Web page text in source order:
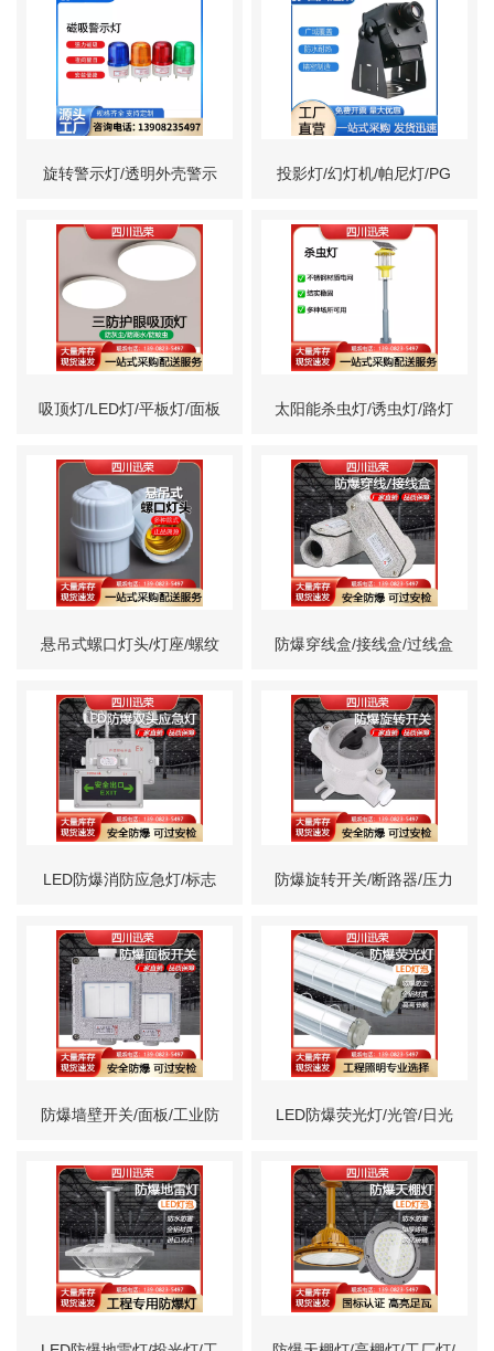
旋转警示灯/透明外壳警示
灯/抢修磁吸警示灯/车载磁
吸警示灯/叉车磁吸警示灯
投影灯/幻灯机/帕尼灯/PG
灯
吸顶灯/LED灯/平板灯/面板
灯
太阳能杀虫灯/诱虫灯/路灯
悬吊式螺口灯头/灯座/螺纹
E5E10E14E27
防爆穿线盒/接线盒/过线盒
三通四通
LED防爆消防应急灯/标志
灯/疏散灯
防爆旋转开关/断路器/压力
开关/限位开关
防爆墙壁开关/面板/工业防
水开关
LED防爆荧光灯/光管/日光
灯